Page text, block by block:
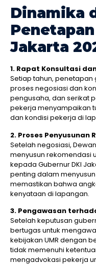
Dinamika
Jakarta
1. Rapat Konsultasi
Setiap tahun, penetapan
proses negosiasi dan
pengusaha, dan serikat
pekerja menyampaikan
dan kondisi pekerja di
2. Proses Penyusunan
Setelah negosiasi,
menyusun rekomendasi
kepada Gubernur DKI
penting dalam
memastikan bahwa
kenyataan di lapangan.
3. Pengawasan
Setelah keputusan
bertugas untuk
kebijakan UMR dengan
tidak memenuhi
mengadvokasi pekerja